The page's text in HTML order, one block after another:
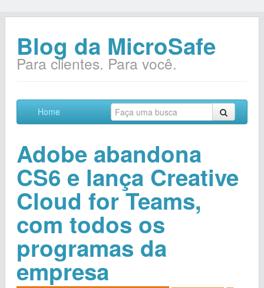
Blog da MicroSafe
Para clientes. Para você.
Home
Adobe abandona
CS6 e lança Creative
Cloud for Teams,
com todos os
programas da
empresa